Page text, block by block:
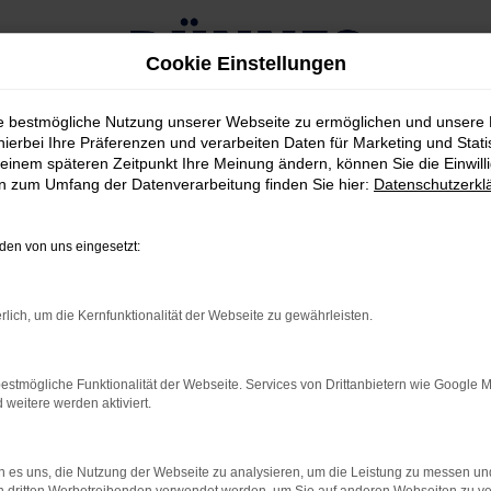
IN
wieder gestellt und offen gestanden, kommt es bei der
Straubing geeignet ist und gleich in mehrerlei Hinsicht
ein Jaguar I-Pace ist ein Hingucker und weckt gleich auf
die Eignung sowohl für den Stadtverkehr als
Cookie Einstellungen
bestmögliche Nutzung unserer Webseite zu ermöglichen und unsere
Ihre Präferenzen und verarbeiten Daten für Marketing und
späteren Zeitpunkt Ihre Meinung ändern, können Sie die
zum Umfang der Datenverarbeitung finden Sie hier:
von uns eingesetzt:
um die Kernfunktionalität der Webseite zu gewährleisten.
Funktionalität der Webseite. Services von Drittanbietern wie Google
weitere werden aktiviert.
es uns, die Nutzung der Webseite zu analysieren, um die Leistung zu messen